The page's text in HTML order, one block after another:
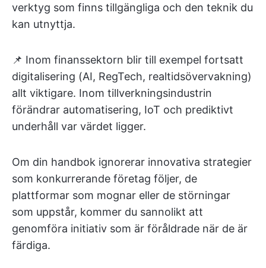
verktyg som finns tillgängliga och den teknik du
kan utnyttja.
📌 Inom finanssektorn blir till exempel fortsatt
digitalisering (AI, RegTech, realtidsövervakning)
allt viktigare. Inom tillverkningsindustrin
förändrar automatisering, IoT och prediktivt
underhåll var värdet ligger.
Om din handbok ignorerar innovativa strategier
som konkurrerande företag följer, de
plattformar som mognar eller de störningar
som uppstår, kommer du sannolikt att
genomföra initiativ som är föråldrade när de är
färdiga.